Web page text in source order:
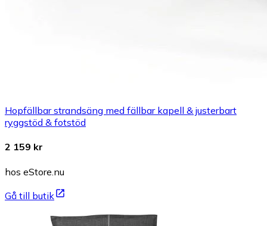
Hopfällbar strandsäng med fällbar kapell & justerbart
ryggstöd & fotstöd
2 159 kr
hos eStore.nu
Gå till butik